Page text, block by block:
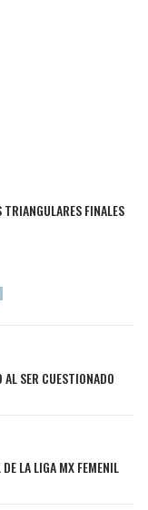
FINALES
SER CUESTIONADO
LA LIGA MX FEMENIL